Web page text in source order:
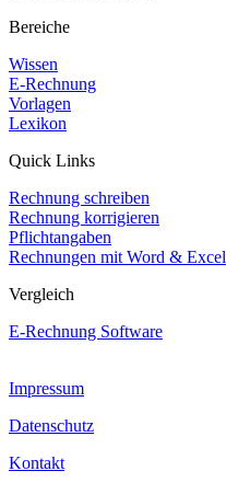
Bereiche
Wissen
E-Rechnung
Vorlagen
Lexikon
Quick Links
Rechnung schreiben
Rechnung korrigieren
Pflichtangaben
Rechnungen mit Word & Excel
Vergleich
E-Rechnung Software
Impressum
Datenschutz
Kontakt